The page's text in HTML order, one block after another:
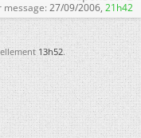
message: 27/09/2006, 21h42
13h52.